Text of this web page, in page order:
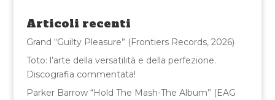
o
o
k
di
Articoli recenti
Grand “Guilty Pleasure” (Frontiers Records, 2026)
Toto: l’arte della versatilità e della perfezione.
Discografia commentata!
Parker Barrow “Hold The Mash-The Album” (EAG